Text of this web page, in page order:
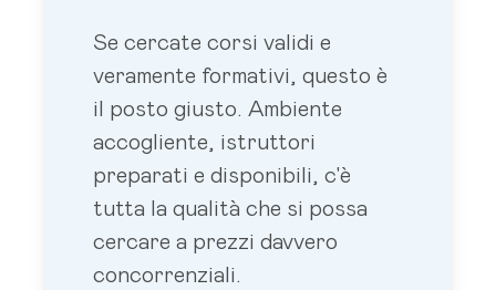
Se cercate corsi validi e
veramente formativi, questo è
il posto giusto. Ambiente
accogliente, istruttori
preparati e disponibili, c'è
tutta la qualità che si possa
cercare a prezzi davvero
concorrenziali.